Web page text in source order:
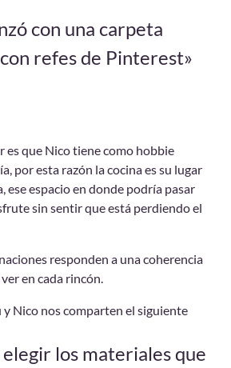
con una carpeta
refes de Pinterest»
es que Nico tiene como hobbie
por esta razón la cocina es su lugar
ese espacio en donde podría pasar
sin sentir que está perdiendo el
responden a una coherencia
en cada rincón.
y Nico nos comparten el siguiente
elegir los materiales que